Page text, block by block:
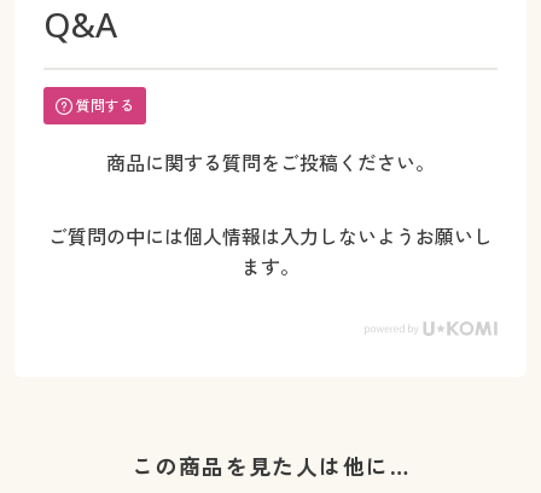
Q&A
質問する
商品に関する質問をご投稿ください。
ご質問の中には個人情報は入力しないようお願いし
ます。
この商品を見た人は他に…